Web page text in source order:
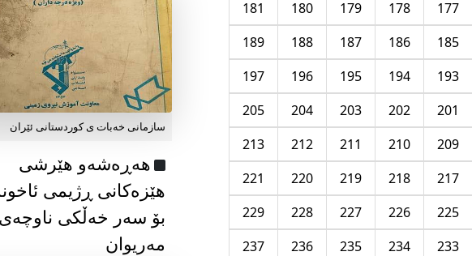
177
178
179
180
181
185
186
187
188
189
193
194
195
196
197
201
202
203
204
205
209
210
211
212
213
217
218
219
220
221
225
226
227
228
229
233
234
235
236
237
سازمانی خەبات ی كوردستانی ئێران
هەڕەشەو هێرشی
هێزەکانی ڕژیمی
بۆ سەر خەڵکی
مەریوان